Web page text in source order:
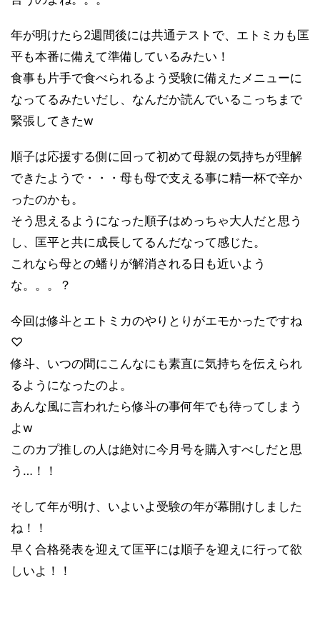
年が明けたら2週間後には共通テストで、エトミカも匡
平も本番に備えて準備しているみたい！
食事も片手で食べられるよう受験に備えたメニューに
なってるみたいだし、なんだか読んでいるこっちまで
緊張してきたw
順子は応援する側に回って初めて母親の気持ちが理解
できたようで・・・母も母で支える事に精一杯で辛か
ったのかも。
そう思えるようになった順子はめっちゃ大人だと思う
し、匡平と共に成長してるんだなって感じた。
これなら母との蟠りが解消される日も近いよう
な。。。？
今回は修斗とエトミカのやりとりがエモかったですね
♡
修斗、いつの間にこんなにも素直に気持ちを伝えられ
るようになったのよ。
あんな風に言われたら修斗の事何年でも待ってしまう
よ w
このカプ推しの人は絶対に今月号を購入すべしだと思
う … ！！
そして年が明け、いよいよ受験の年が幕開けしました
ね！！
早く合格発表を迎えて匡平には順子を迎えに行って欲
しいよ！！